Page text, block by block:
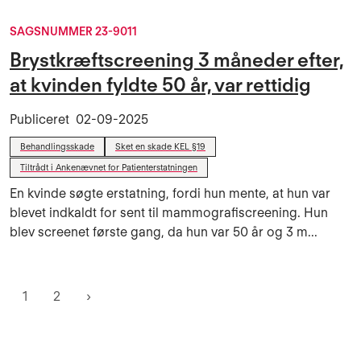
SAGSNUMMER 23-9011
Brystkræftscreening 3 måneder efter,
at kvinden fyldte 50 år, var rettidig
Publiceret 02-09-2025
Behandlingsskade
Sket en skade KEL §19
Tiltrådt i Ankenævnet for Patienterstatningen
En kvinde søgte erstatning, fordi hun mente, at hun var
blevet indkaldt for sent til mammografiscreening. Hun
blev screenet første gang, da hun var 50 år og 3 m...
1 2